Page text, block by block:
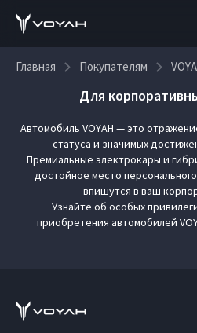
Главная Покупателям
Для
Автомобиль VOYAH — это
статуса и значимых
Премиальные электрокары и
достойное место
впишутся в ваш
Узнайте об особых
приобретения автомобилей